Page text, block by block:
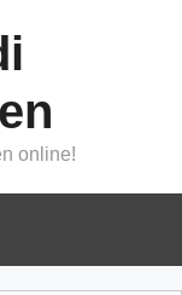
online!